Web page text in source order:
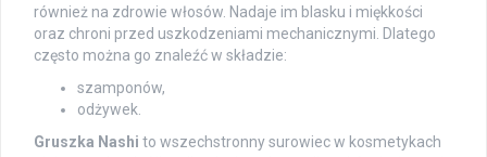
również na zdrowie włosów. Nadaje im blasku i miękkości
oraz chroni przed uszkodzeniami mechanicznymi. Dlatego
często można go znaleźć w składzie:
szamponów,
odżywek.
Gruszka Nashi to wszechstronny surowiec w kosmetykach